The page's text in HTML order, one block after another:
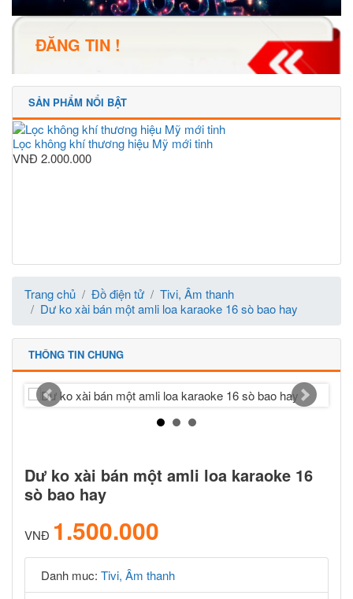
ĐĂNG TIN !
SẢN PHẨM NỔI BẬT
Lọc không khí thương hiệu Mỹ mới tinh
VNĐ 2.000.000
Trang chủ Đồ điện tử
Tivi, Âm thanh
Dư ko xài bán một amli loa karaoke 16 sò bao hay
THÔNG TIN CHUNG
Dư ko xài bán một amli loa karaoke 16
sò bao hay
VNĐ 1.500.000
Danh muc: Tivi, Âm thanh